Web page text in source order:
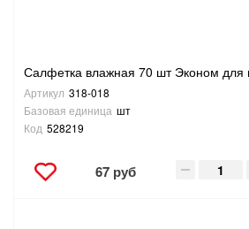
Салфетка влажная 70 шт Эконом для
Артикул 318-018
Базовая единица шт
Код 528219
67 руб